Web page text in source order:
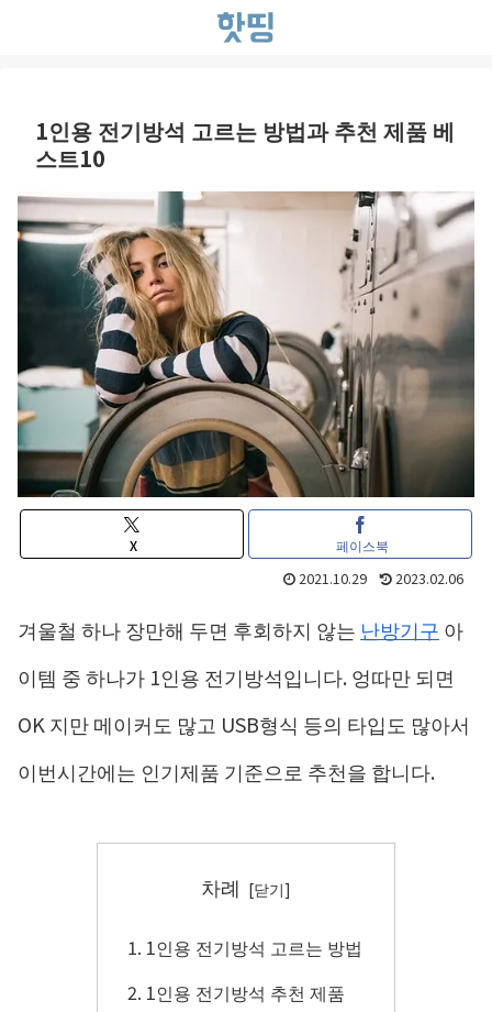
1인용 전기방석 고르는 방법과 추천 제품 베
스트10
X 페이스북
2021.10.29 2023.02.06
겨울철 하나 장만해 두면 후회하지 않는 난방기구 아
이템 중 하나가 1인용 전기방석입니다. 엉따만 되면
OK 지만 메이커도 많고 USB형식 등의 타입도 많아서
이번시간에는 인기제품 기준으로 추천을 합니다.
차례
1인용 전기방석 고르는 방법
1인용 전기방석 추천 제품